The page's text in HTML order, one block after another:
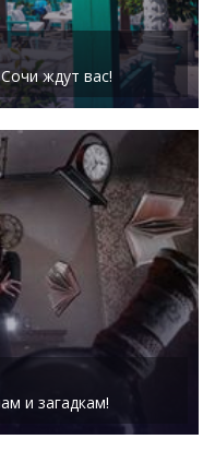
ждут вас!
и загадкам!